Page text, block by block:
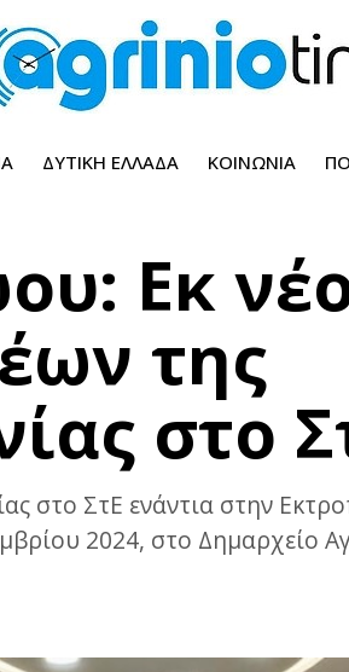
ΔΥΤΙΚΉ ΕΛΛΆΔΑ ΚΟΙΝΩΝΊΑ
Εκ
της
στο
στο ΣτΕ ενάντια στην
2024, στο Δημαρχείο